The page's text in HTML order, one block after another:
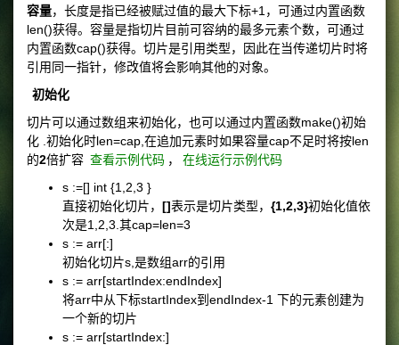
容量，长度是指已经被赋过值的最大下标+1，可通过内置函数
len()获得。容量是指切片目前可容纳的最多元素个数，可通过
内置函数cap()获得。切片是引用类型，因此在当传递切片时将
引用同一指针，修改值将会影响其他的对象。
初始化
切片可以通过数组来初始化，也可以通过内置函数make()初始
化 .初始化时len=cap,在追加元素时如果容量cap不足时将按len
的2倍扩容 查看示例代码 ，
在线运行示例代码
s :=[] int {1,2,3 }
直接初始化切片， []表示是切片类型， {1,2,3}初始化值依
次是1,2,3.其cap=len=3
s := arr[:]
初始化切片s,是数组arr的引用
s := arr[startIndex:endIndex]
将arr中从下标startIndex到endIndex-1 下的元素创建为
一个新的切片
s := arr[startIndex:]